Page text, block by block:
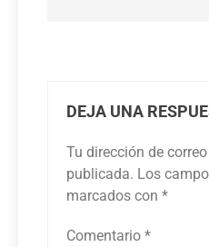
DEJA UNA
Tu dirección de
publicada. Los
marcados con *
Comentario *